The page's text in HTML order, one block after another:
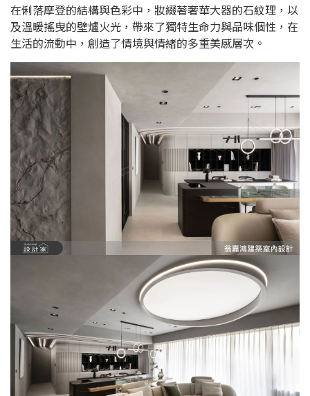
在俐落摩登的結構與色彩中，妝綴著奢華大器的石紋理，以
及溫暖搖曳的壁爐火光，帶來了獨特生命力與品味個性，在
生活的流動中，創造了情境與情緒的多重美感層次。